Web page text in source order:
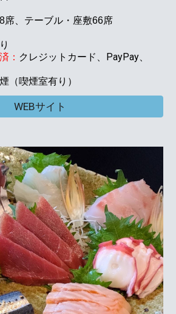
席、テーブル・座敷66席
： クレジットカード、PayPay、
（喫煙室有り）
WEBサイト